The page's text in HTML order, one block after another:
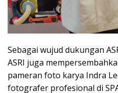
Sebagai wujud dukungan
ASRI juga
pameran foto karya Indra
fotografer profesional di